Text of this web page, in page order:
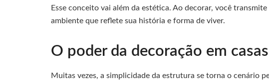
Esse conceito vai além da estética. Ao decorar, você
ambiente que reflete sua história e forma de viver.
O poder da decoração em
Muitas vezes, a simplicidade da estrutura se torna o cenário